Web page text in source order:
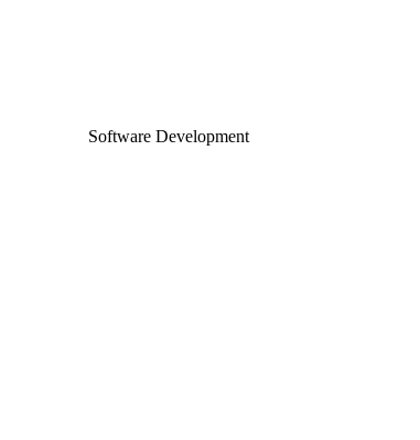
Software Development